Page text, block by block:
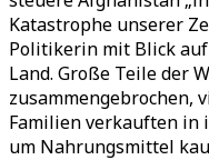
Katastrophe unserer
Politikerin mit Blick
Land. Große Teile der
zusammengebrochen,
Familien verkauften in
um Nahrungsmittel